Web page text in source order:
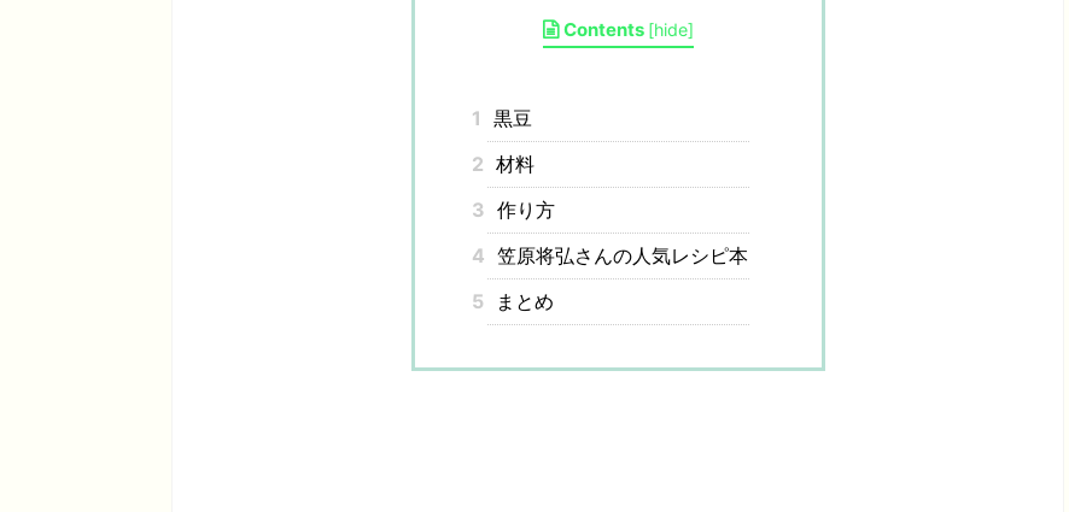
Contents [hide]
1 黒豆
2 材料
3 作り方
4 笠原将弘さんの人気レシピ本
5
まとめ